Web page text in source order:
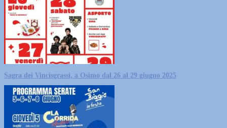
Sagra dei Vincisgrassi, a Osimo dal 26 al 29 giugno 2025